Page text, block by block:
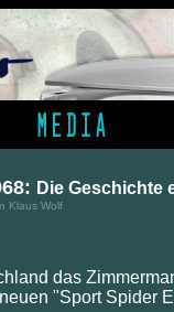
Die Geschichte
Klaus Wolf
das
"Sport Spider